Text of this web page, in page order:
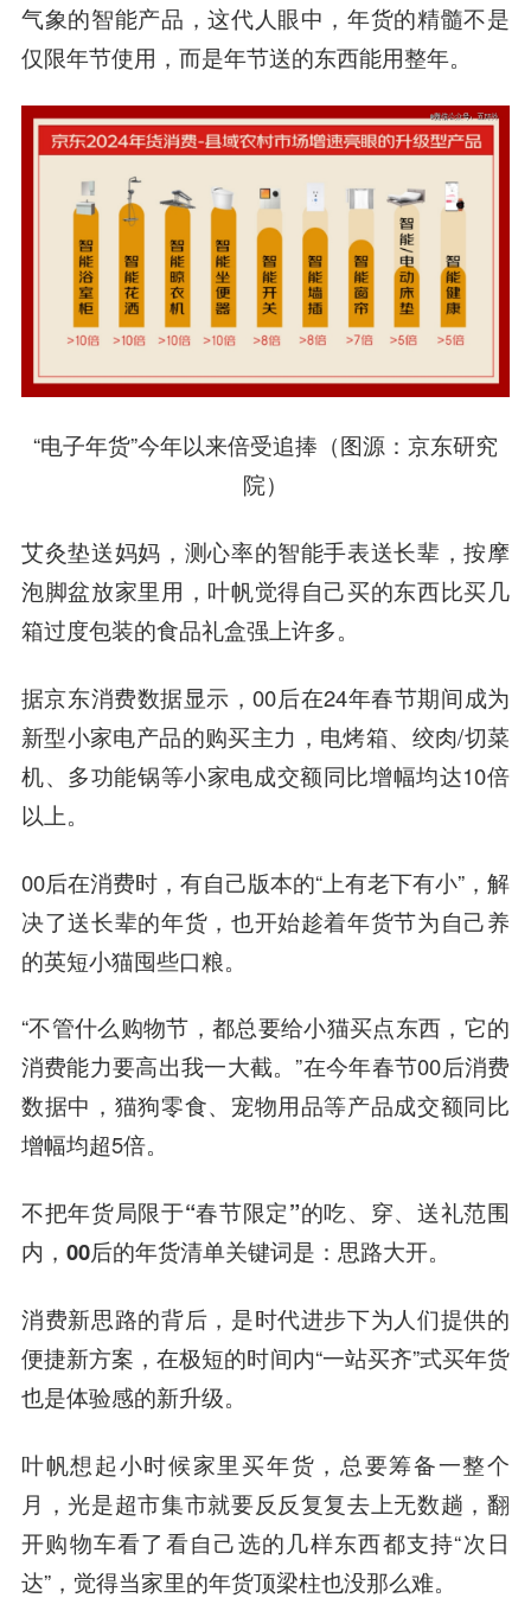
气象的智能产品，这代人眼中，年货的精髓不是
仅限年节使用，而是年节送的东西能用整年。
“电子年货”今年以来倍受追捧（图源：京东研究
院）
艾灸垫送妈妈，测心率的智能手表送长辈，按摩
泡脚盆放家里用，叶帆觉得自己买的东西比买几
箱过度包装的食品礼盒强上许多。
据京东消费数据显示，00后在24年春节期间成为
新型小家电产品的购买主力，电烤箱、绞肉/切菜
机、多功能锅等小家电成交额同比增幅均达10倍
以上。
00后在消费时，有自己版本的“上有老下有小”，解
决了送长辈的年货，也开始趁着年货节为自己养
的英短小猫囤些口粮。
“不管什么购物节，都总要给小猫买点东西，它的
消费能力要高出我一大截。”在今年春节00后消费
数据中，猫狗零食、宠物用品等产品成交额同比
增幅均超5倍。
不把年货局限于“春节限定”的吃、穿、送礼范围
内，00后的年货清单关键词是：思路大开。
消费新思路的背后，是时代进步下为人们提供的
便捷新方案，在极短的时间内“一站买齐”式买年货
也是体验感的新升级。
叶帆想起小时候家里买年货，总要筹备一整个
月，光是超市集市就要反反复复去上无数趟，翻
开购物车看了看自己选的几样东西都支持“次日
达”，觉得当家里的年货顶梁柱也没那么难。